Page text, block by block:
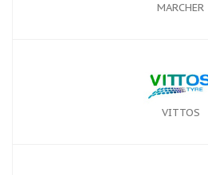
MARCHER
VITTOS